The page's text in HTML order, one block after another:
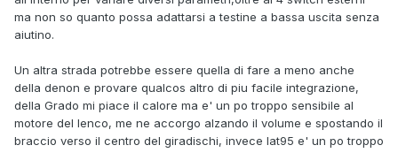
ma non so quanto possa adattarsi a testine a bassa uscita senza
aiutino.
Un altra strada potrebbe essere quella di fare a meno anche
della denon e provare qualcos altro di piu facile integrazione,
della Grado mi piace il calore ma e' un po troppo sensibile al
motore del lenco, me ne accorgo alzando il volume e spostando il
braccio verso il centro del giradischi, invece lat95 e' un po troppo